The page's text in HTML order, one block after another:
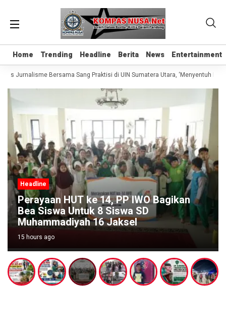
Home Trending Headline Berita News Entertainment
Home Trending Headline Berita News Entertainment
Jurnalisme Bersama Sang Praktisi di UIN Sumatera Utara, ‘Menyentuh Hati
Headline
Perayaan HUT ke 14, PP IWO Bagikan
Bea Siswa Untuk 8 Siswa SD
Muhammadiyah 16 Jaksel
15 hours ago